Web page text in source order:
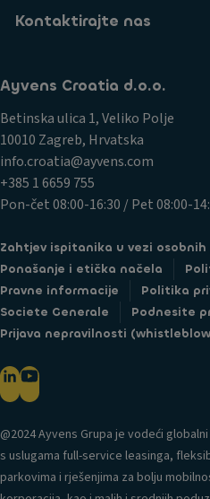
Kontaktirajte nas
Ayvens Croatia d.o.o.
Betinska ulica 1, Veliko Polje
10010 Zagreb, Hrvatska
info.croatia@ayvens.com
+385 1 6659 755
Pon-čet 08:00-16:30 / Pet 08:00-
Zahtjev ispitanika u vezi
Ponašanje i etička načela
Pravne informacije
Politika
Societe Generale
Podnesite
Prijava nepravilnosti
@2024 Ayvens Grupa je vodeći
s uslugama full-service leasinga,
parkovima i rješenjima za bolju